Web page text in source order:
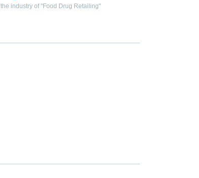
industry of "Food Drug Retailing"